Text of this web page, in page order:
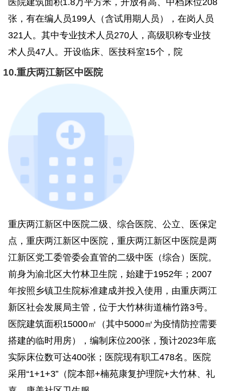
医院建筑面积1.8万平方米，开放有高、中档床位208
张，有在编人员199人（含试用期人员），在岗人员
321人。其中专业技术人员270人，高级职称专业技
术人员47人。开设临床、医技科室15个，院
10.重庆两江新区中医院
重庆两江新区中医院二级、综合医院、公立、医保定
点，重庆两江新区中医院，重庆两江新区中医院是两
江新区党工委管委会直管的二级中医（综合）医院。
前身为渝北区大竹林卫生院，始建于1952年；2007
年按照乡镇卫生院标准建成并投入使用，由重庆两江
新区社会发展局主管，位于大竹林街道楠竹路3号。
医院建筑面积15000㎡（其中5000㎡为疫情防控需要
搭建的临时用房），编制床位200张，预计2023年底
实际床位数可达400张；医院现有职工478名。医院
采用“1+1+3”（院本部+楠苑康复护理院+大竹林、礼